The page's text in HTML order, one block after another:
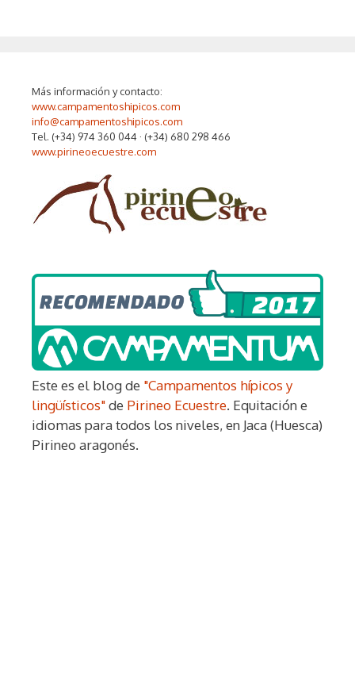
Más información y contacto:
www.campamentoshipicos.com
info@campamentoshipicos.com
Tel. (+34) 974 360 044 · (+34) 680 298 466
www.pirineoecuestre.com
Este es el blog de "Campamentos hípicos y
lingüísticos"de Pirineo Ecuestre. Equitación e
idiomas para todos los niveles, en Jaca (Huesca)
Pirineo aragonés.